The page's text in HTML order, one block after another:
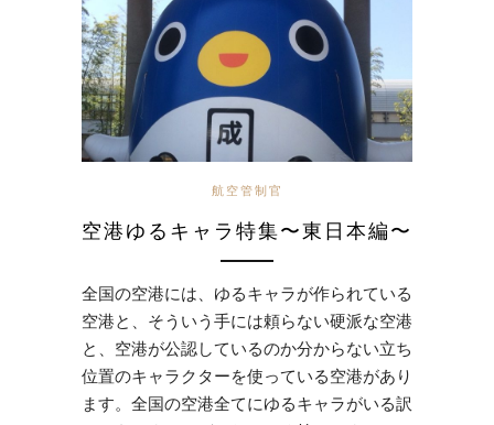
航空管制官
空港ゆるキャラ特集〜東日本編〜
全国の空港には、ゆるキャラが作られている
空港と、そういう手には頼らない硬派な空港
と、空港が公認しているのか分からない立ち
位置のキャラクターを使っている空港があり
ます。全国の空港全てにゆるキャラがいる訳